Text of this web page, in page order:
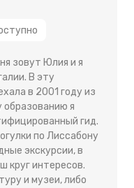
зовут Юлия и я
В эту
в 2001 году из
образованию я
гид.
по Лиссабону
экскурсии, в
круг интересов.
и музеи, либо